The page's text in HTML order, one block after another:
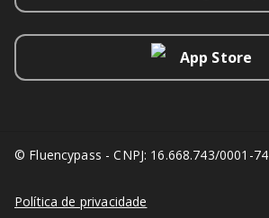
App Store
© Fluencypass - CNPJ: 16.668.743/0001-74
Política de privacidade